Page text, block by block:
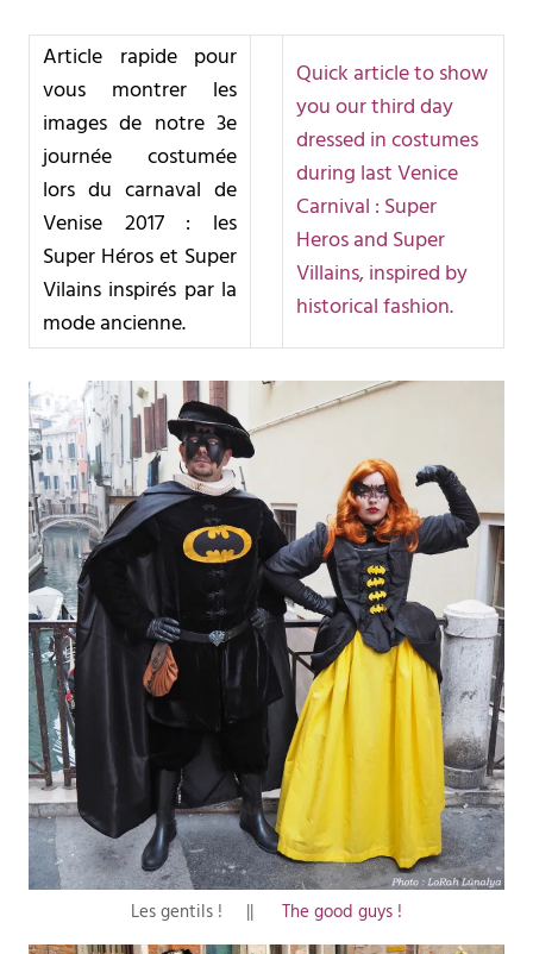
Article rapide pour
vous montrer les
images de notre 3e
journée costumée
lors du carnaval de
Venise 2017 : les
Super Héros et Super
Vilains inspirés par la
mode ancienne.
Quick article to show
you our third day
dressed in costumes
during last Venice
Carnival : Super
Heros and Super
Villains, inspired by
historical fashion.
Les gentils ! || The good guys !